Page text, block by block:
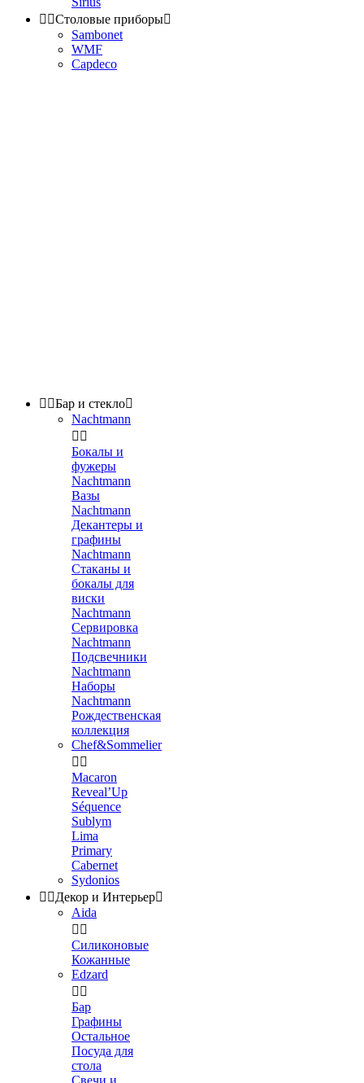
 Столовые приборы
Sambonet
WMF
Capdeco
 Бар и стекло
Nachtmann
 
Бокалы и
фужеры
Nachtmann
Вазы
Nachtmann
Декантеры и
графины
Nachtmann
Стаканы и
бокалы для
виски
Nachtmann
Сервировка
Nachtmann
Подсвечники
Nachtmann
Наборы
Nachtmann
Рождественская
коллекция
Chef&Sommelier
 
Macaron
Reveal’Up
Séquence
Sublym
Lima
Primary
Cabernet
Sydonios
 Декор и Интерьер
Aida
 
Силиконовые
Кожанные
Edzard
 
Бар
Графины
Остальное
Посуда для
стола
Свечи и